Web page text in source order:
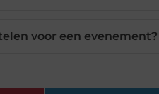
voor een evenement?